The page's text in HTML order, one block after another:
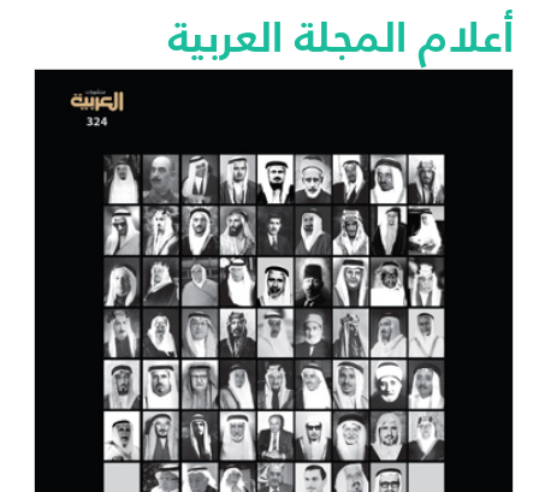
أعلام المجلة العربية